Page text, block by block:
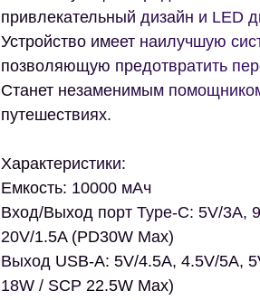
привлекательный дизайн и LED
Устройство имеет наилучшую
позволяющую предотвратить
Станет незаменимым
путешествиях.
Характеристики:
Емкость: 10000 мАч
Вход/Выход порт Type-C: 5V/3A,
20V/1.5A (PD30W Max)
Выход USB-A: 5V/4.5A, 4.5V/5A,
18W / SCP 22.5W Max)